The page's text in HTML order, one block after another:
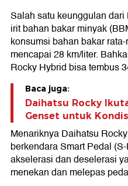
Salah satu keunggulan
irit bahan bakar minyak
konsumsi bahan bakar
mencapai 28 km/liter.
Rocky Hybrid bisa tembus
Baca juga:
Daihatsu Rocky
Genset untuk
Menariknya Daihatsu
berkendara Smart Pedal
akselerasi dan deselerasi
menekan dan melepas